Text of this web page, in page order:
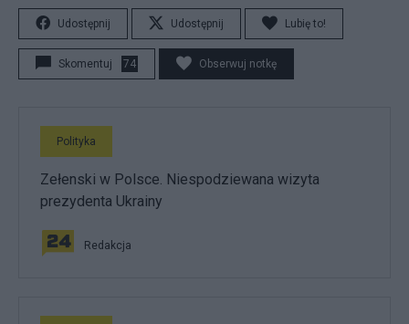
Udostępnij Udostępnij Lubię to!
Skomentuj 74 Obserwuj notkę
Polityka
Zełenski w Polsce. Niespodziewana wizyta
prezydenta Ukrainy
Redakcja